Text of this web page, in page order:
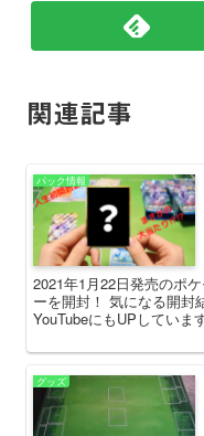
関連記事
パック情報
2021年1月22日発売のポ
ーを開封！ 気になる開封
YouTubeにもUPしていま
グッズ